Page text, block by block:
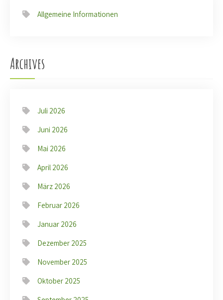
Allgemeine Informationen
Archives
Juli 2026
Juni 2026
Mai 2026
April 2026
März 2026
Februar 2026
Januar 2026
Dezember 2025
November 2025
Oktober 2025